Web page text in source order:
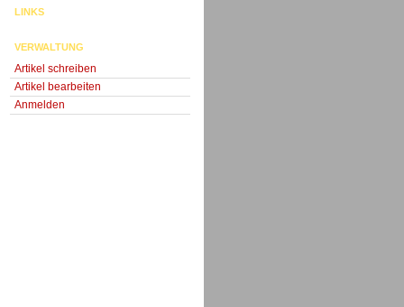
LINKS
VERWALTUNG
Artikel schreiben
Artikel bearbeiten
Anmelden